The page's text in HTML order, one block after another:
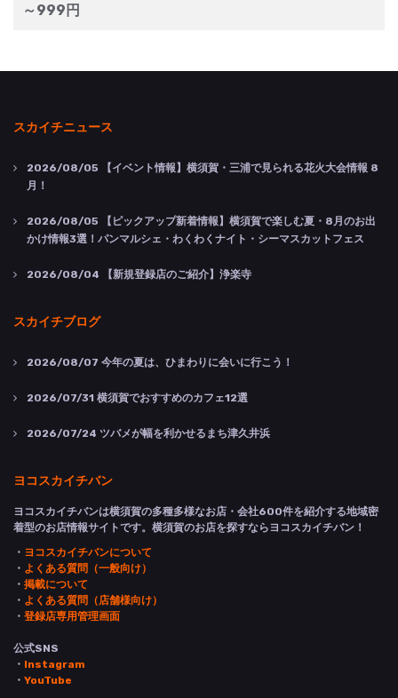
～999円
スカイチニュース
2026/08/05 【イベント情報】横須賀・三浦で見られる花火大会情報 8
月！
2026/08/05 【ピックアップ新着情報】横須賀で楽しむ夏・8月のお出
かけ情報3選！パンマルシェ・わくわくナイト・シーマスカットフェス
2026/08/04 【新規登録店のご紹介】浄楽寺
スカイチブログ
2026/08/07 今年の夏は、ひまわりに会いに行こう！
2026/07/31 横須賀でおすすめのカフェ12選
2026/07/24 ツバメが幅を利かせるまち津久井浜
ヨコスカイチバン
ヨコスカイチバンは横須賀の多種多様なお店・会社600件を紹介する地域密
着型のお店情報サイトです。横須賀のお店を探すならヨコスカイチバン！
・ ヨコスカイチバンについて
・ よくある質問（一般向け）
・ 掲載について
・ よくある質問（店舗様向け）
・ 登録店専用管理画面
公式SNS
・ Instagram
・ YouTube